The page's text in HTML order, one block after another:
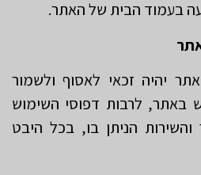
בעמוד הבית של האתר.
יהיה זכאי לאסוף ולשמור
באתר, לרבות דפוסי השימוש
הניתן בו, בכל היבט